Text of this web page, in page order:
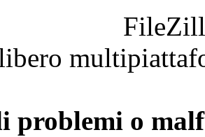
problemi o